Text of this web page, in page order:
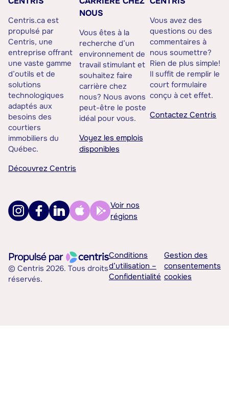
Centris.ca est
propulsé par
Centris, une
entreprise offrant
une vaste gamme
d’outils et de
solutions
technologiques
adaptés aux
besoins des
courtiers
immobiliers du
Québec.
Découvrez Centris
NOUS
Vous êtes à la
recherche d’un
environnement de
travail stimulant et
souhaitez faire
carrière chez
nous? Nous avons
peut-être le poste
idéal pour vous.
Voyez les emplois
disponibles
Vous avez des
questions ou des
commentaires à
nous soumettre?
Rien de plus simple!
Il suffit de remplir le
court formulaire
conçu à cet effet.
Contactez Centris
Voir nos
régions
© Centris 2026. Tous droits
réservés.
Conditions
d’utilisation –
Confidentialité
Gestion des
consentements
cookies